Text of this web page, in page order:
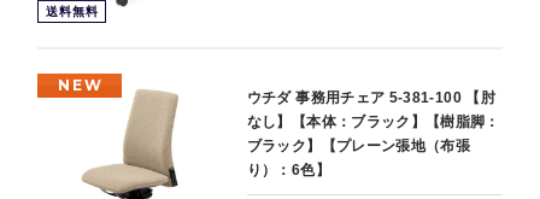
送料無料
NEW
ウチダ 事務用チェア 5-381-100 【肘
なし】【本体：ブラック】【樹脂脚：
ブラック】【プレーン張地（布張
り）：6色】